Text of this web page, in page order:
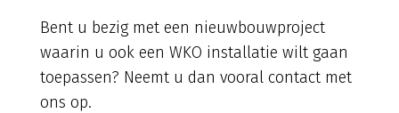
Bent u bezig met een nieuwbouwproject
waarin u ook een WKO installatie wilt gaan
toepassen? Neemt u dan vooral contact met
ons op.